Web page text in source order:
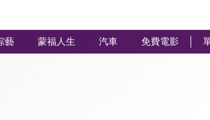
藝 蒙福人生 汽車 免費電影